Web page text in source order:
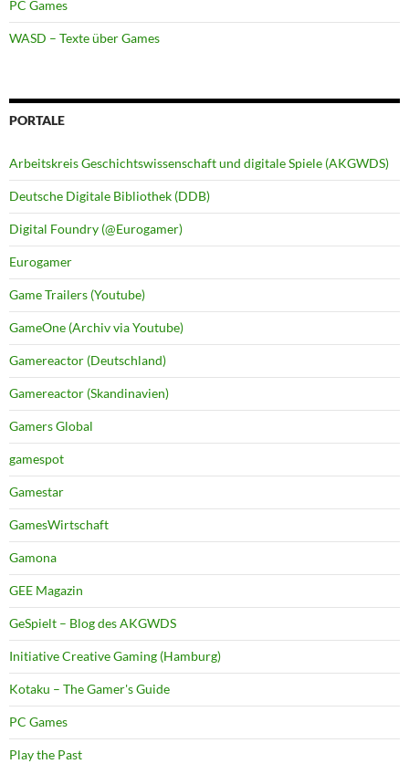
PC Games
WASD – Texte über Games
PORTALE
Arbeitskreis Geschichtswissenschaft und digitale Spiele (AKGWDS)
Deutsche Digitale Bibliothek (DDB)
Digital Foundry (@Eurogamer)
Eurogamer
Game Trailers (Youtube)
GameOne (Archiv via Youtube)
Gamereactor (Deutschland)
Gamereactor (Skandinavien)
Gamers Global
gamespot
Gamestar
GamesWirtschaft
Gamona
GEE Magazin
GeSpielt – Blog des AKGWDS
Initiative Creative Gaming (Hamburg)
Kotaku – The Gamer's Guide
PC Games
Play the Past